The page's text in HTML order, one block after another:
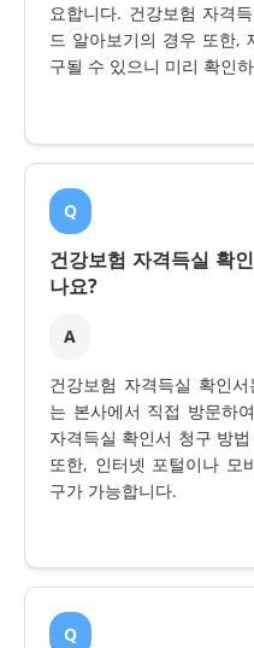
요합니다. 건강보험 자격
드 알아보기의 경우 또한,
구될 수 있으니 미리 확인
Q
건강보험 자격득실 확
나요?
A
건강보험 자격득실 확인
는 본사에서 직접 방문하
자격득실 확인서 청구 방
또한, 인터넷 포털이나 모
구가 가능합니다.
Q